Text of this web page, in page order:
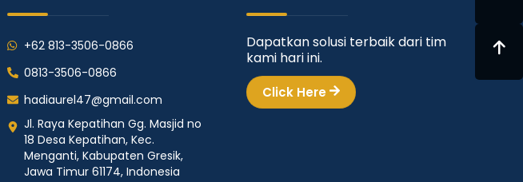
+62 813-3506-0866
0813-3506-0866
hadiaurel47@gmail.com
Jl. Raya Kepatihan Gg. Masjid no
18 Desa Kepatihan, Kec.
Menganti, Kabupaten Gresik,
Jawa Timur 61174, Indonesia
Dapatkan solusi terbaik dari tim
kami hari ini.
Click Here